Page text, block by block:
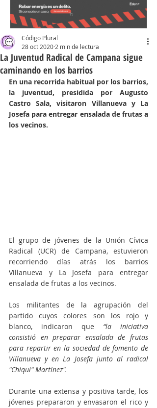
La Juventud Radical de Campana sigue
caminando en los barrios
Código Plural
28 oct 2020 2 min de lectura
En una recorrida habitual por los barrios,
la juventud, presidida por Augusto
Castro Sala, visitaron Villanueva y La
Josefa para entregar ensalada de frutas a
los vecinos.
El grupo de jóvenes de la Unión Cívica
Radical (UCR) de Campana, estuvieron
recorriendo días atrás los barrios
Villanueva y La Josefa para entregar
ensalada de frutas a los vecinos.
Los militantes de la agrupación del
partido cuyos colores son los rojo y
blanco, indicaron que “la iniciativa
consistió en preparar ensalada de frutas
para repartir en la sociedad de fomento de
Villanueva y en La Josefa junto al radical
"Chiqui" Martínez".
Durante una extensa y positiva tarde, los
jóvenes prepararon y envasaron el rico y